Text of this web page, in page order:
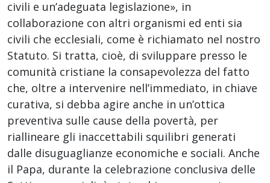
civili e un’adeguata legislazione», in
collaborazione con altri organismi ed enti sia
civili che ecclesiali, come è richiamato nel nostro
Statuto. Si tratta, cioè, di sviluppare presso le
comunità cristiane la consapevolezza del fatto
che, oltre a intervenire nell’immediato, in chiave
curativa, si debba agire anche in un’ottica
preventiva sulle cause della povertà, per
riallineare gli inaccettabili squilibri generati
dalle disuguaglianze economiche e sociali. Anche
il Papa, durante la celebrazione conclusiva delle